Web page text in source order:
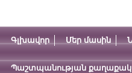
Գլխավոր Մեր մասին
Պաշտպանության